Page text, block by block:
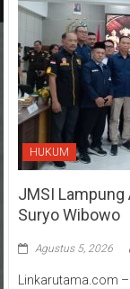
HUKUM
JMSI Lampung
Suryo Wibowo
Agustus 5, 2026
Linkarutama.com